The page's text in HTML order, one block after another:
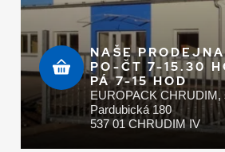
NAŠE PRODEJNA
PO-ČT 7-15.30
PÁ 7-15 HOD
EUROPACK CHRUDIM,
Pardubická 180
537 01 CHRUDIM IV